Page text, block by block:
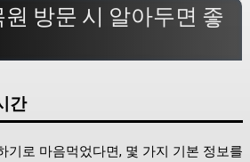
방문 시 알아두면 좋
간
기로 마음먹었다면, 몇 가지 기본 정보를